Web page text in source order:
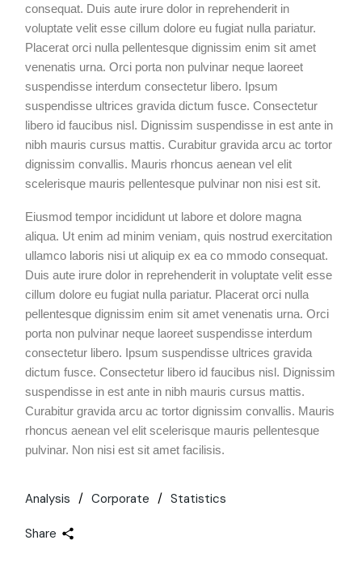
consequat. Duis aute irure dolor in reprehenderit in
voluptate velit esse cillum dolore eu fugiat nulla pariatur.
Placerat orci nulla pellentesque dignissim enim sit amet
venenatis urna. Orci porta non pulvinar neque laoreet
suspendisse interdum consectetur libero. Ipsum
suspendisse ultrices gravida dictum fusce. Consectetur
libero id faucibus nisl. Dignissim suspendisse in est ante in
nibh mauris cursus mattis. Curabitur gravida arcu ac tortor
dignissim convallis. Mauris rhoncus aenean vel elit
scelerisque mauris pellentesque pulvinar non nisi est sit.
Eiusmod tempor incididunt ut labore et dolore magna
aliqua. Ut enim ad minim veniam, quis nostrud exercitation
ullamco laboris nisi ut aliquip ex ea co mmodo consequat.
Duis aute irure dolor in reprehenderit in voluptate velit esse
cillum dolore eu fugiat nulla pariatur. Placerat orci nulla
pellentesque dignissim enim sit amet venenatis urna. Orci
porta non pulvinar neque laoreet suspendisse interdum
consectetur libero. Ipsum suspendisse ultrices gravida
dictum fusce. Consectetur libero id faucibus nisl. Dignissim
suspendisse in est ante in nibh mauris cursus mattis.
Curabitur gravida arcu ac tortor dignissim convallis. Mauris
rhoncus aenean vel elit scelerisque mauris pellentesque
pulvinar. Non nisi est sit amet facilisis.
Analysis Corporate Statistics
Share